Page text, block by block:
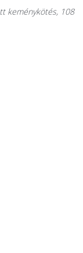
keménykötés, 108